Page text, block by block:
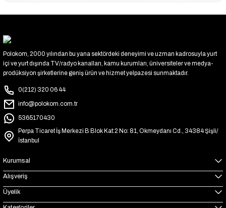
Polokom, 2000 yılından bu yana sektördeki deneyimi ve uzman kadrosuyla yurt
içi ve yurt dışında TV/radyo kanalları, kamu kurumları, üniversiteler ve medya-
prodüksiyon şirketlerine geniş ürün ve hizmet yelpazesi sunmaktadır.
0(212) 320 06 44
info@polokom.com.tr
5365170430
Perpa Ticaret İş Merkezi B Blok Kat:2 No: 81, Okmeydanı Cd., 34384 Şişli/
İstanbul
Kurumsal
Alışveriş
Üyelik